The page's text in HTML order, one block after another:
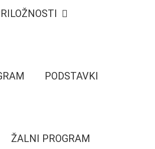
PODSTAVKI
ŽALNI PROGRAM